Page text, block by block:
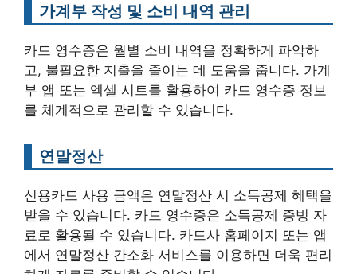
가계부 작성 및 소비 내역 관리
카드 영수증은 월별 소비 내역을 정확하게 파악하
고, 불필요한 지출을 줄이는 데 도움을 줍니다. 가계
부 앱 또는 엑셀 시트를 활용하여 카드 영수증 정보
를 체계적으로 관리할 수 있습니다.
연말정산
신용카드 사용 금액은 연말정산 시 소득공제 혜택을
받을 수 있습니다. 카드 영수증은 소득공제 증빙 자
료로 활용될 수 있습니다. 카드사 홈페이지 또는 앱
에서 연말정산 간소화 서비스를 이용하면 더욱 편리